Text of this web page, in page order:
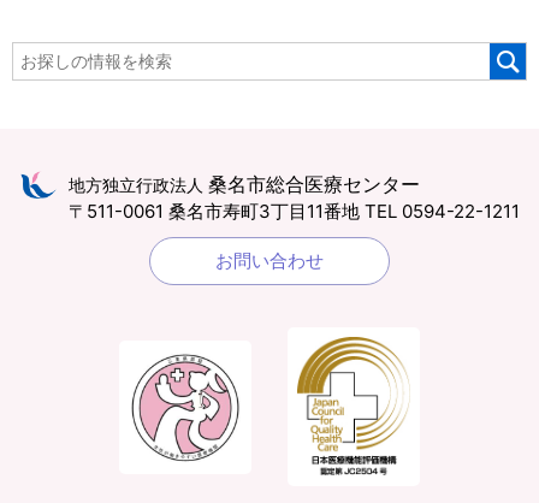
地方独立行政法人 桑名市総合医療センター
〒511-0061 桑名市寿町3丁目11番地 TEL 0594-22-1211
お問い合わせ